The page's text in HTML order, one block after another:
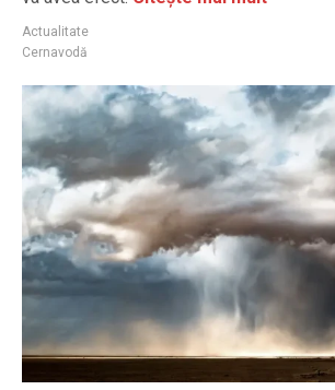
Actualitate
Cernavodă